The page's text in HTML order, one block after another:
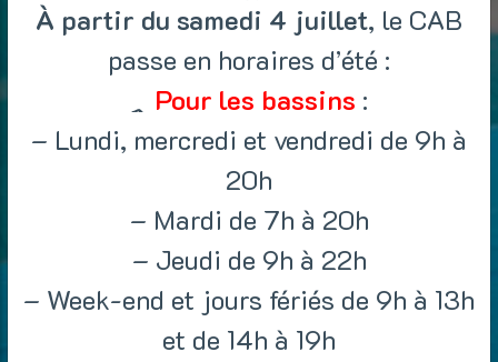
À partir du samedi 4 juillet, le CAB
passe en horaires d’été :
Pour les bassins :
– Lundi, mercredi et vendredi de 9h à
20h
– Mardi de 7h à 20h
– Jeudi de 9h à 22h
– Week-end et jours fériés de 9h à 13h
et de 14h à 19h